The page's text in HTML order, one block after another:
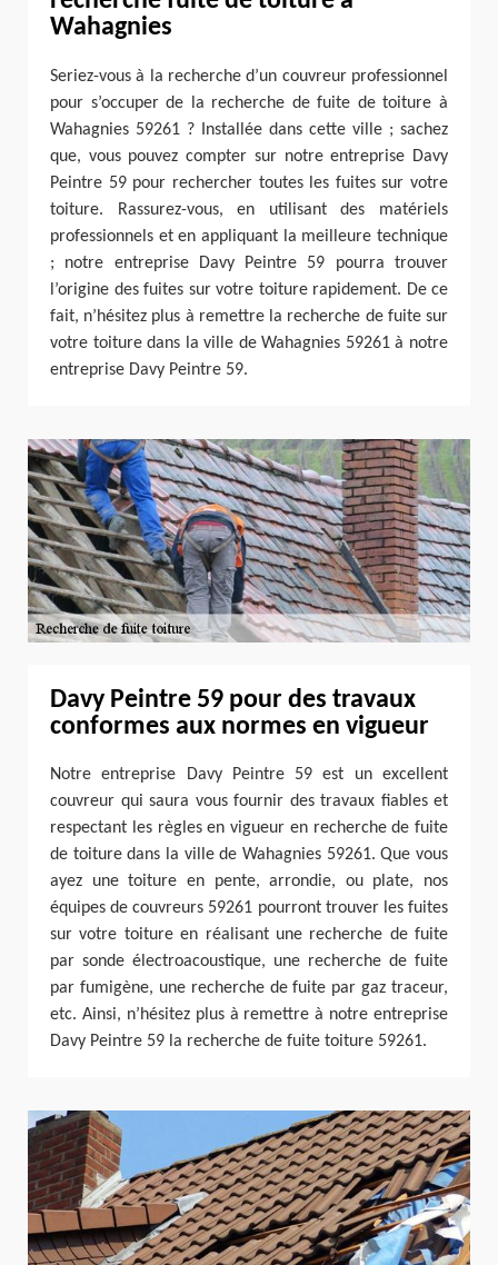
Wahagnies
Seriez-vous à la recherche d’un couvreur professionnel
pour s’occuper de la recherche de fuite de toiture à
Wahagnies 59261 ? Installée dans cette ville ; sachez
que, vous pouvez compter sur notre entreprise Davy
Peintre 59 pour rechercher toutes les fuites sur votre
toiture. Rassurez-vous, en utilisant des matériels
professionnels et en appliquant la meilleure technique
; notre entreprise Davy Peintre 59 pourra trouver
l’origine des fuites sur votre toiture rapidement. De ce
fait, n’hésitez plus à remettre la recherche de fuite sur
votre toiture dans la ville de Wahagnies 59261 à notre
entreprise Davy Peintre 59.
Davy Peintre 59 pour des travaux
conformes aux normes en vigueur
Notre entreprise Davy Peintre 59 est un excellent
couvreur qui saura vous fournir des travaux fiables et
respectant les règles en vigueur en recherche de fuite
de toiture dans la ville de Wahagnies 59261. Que vous
ayez une toiture en pente, arrondie, ou plate, nos
équipes de couvreurs 59261 pourront trouver les fuites
sur votre toiture en réalisant une recherche de fuite
par sonde électroacoustique, une recherche de fuite
par fumigène, une recherche de fuite par gaz traceur,
etc. Ainsi, n’hésitez plus à remettre à notre entreprise
Davy Peintre 59 la recherche de fuite toiture 59261.